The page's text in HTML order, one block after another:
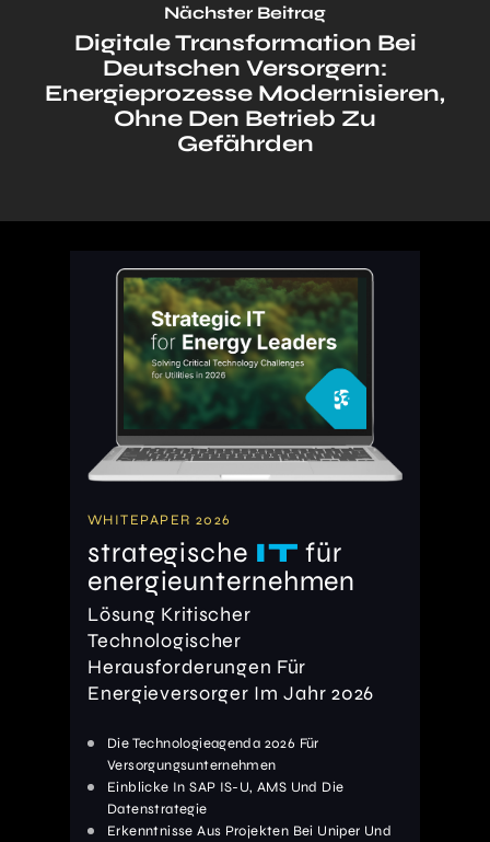
Nächster Beitrag
Digitale Transformation Bei
Deutschen Versorgern:
Energieprozesse Modernisieren,
Ohne Den Betrieb Zu
Gefährden
WHITEPAPER 2026
strategische IT für
energieunternehmen
Lösung Kritischer
Technologischer
Herausforderungen Für
Energieversorger Im Jahr 2026
Die Technologieagenda 2026 Für
Versorgungsunternehmen
Einblicke In SAP IS-U, AMS Und Die
Datenstrategie
Erkenntnisse Aus Projekten Bei Uniper Und